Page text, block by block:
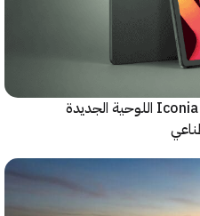
شركة Acer تكشف عن أجهزة Iconia Duo اللوحية الجديدة